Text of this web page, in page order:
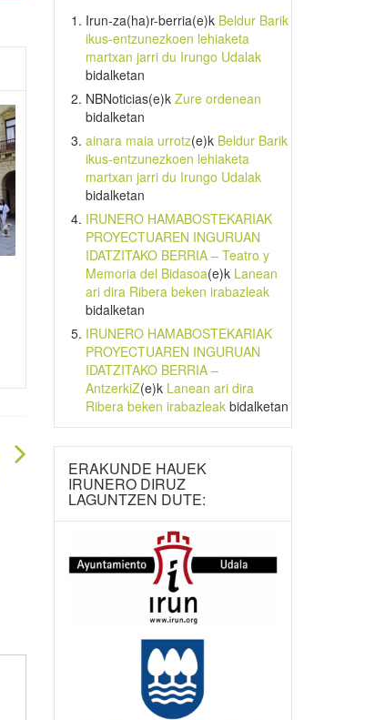
Irun-za(ha)r-berria(e)k Beldur Barik
ikus-entzunezkoen lehiaketa
martxan jarri du Irungo Udalak
bidalketan
NBNoticias(e)k Zure ordenean
bidalketan
ainara maia urrotz(e)k Beldur Barik
ikus-entzunezkoen lehiaketa
martxan jarri du Irungo Udalak
bidalketan
IRUNERO HAMABOSTEKARIAK
PROYECTUAREN INGURUAN
IDATZITAKO BERRIA – Teatro y
Memoria del Bidasoa(e)k Lanean
ari dira Ribera beken irabazleak
bidalketan
IRUNERO HAMABOSTEKARIAK
PROYECTUAREN INGURUAN
IDATZITAKO BERRIA –
AntzerkiZ(e)k Lanean ari dira
Ribera beken irabazleakbidalketan
ERAKUNDE HAUEK
IRUNERO DIRUZ
LAGUNTZEN DUTE: